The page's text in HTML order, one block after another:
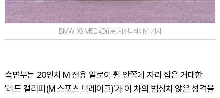
BMW 'X3 M50 xDrive'. 사진=최태인 기자
측면부는 20인치 M 전용 알로이 휠 안쪽에 자리 잡은 거대한
'레드 캘리퍼(M 스포츠 브레이크)'가 이 차의 범상치 않은 성격을